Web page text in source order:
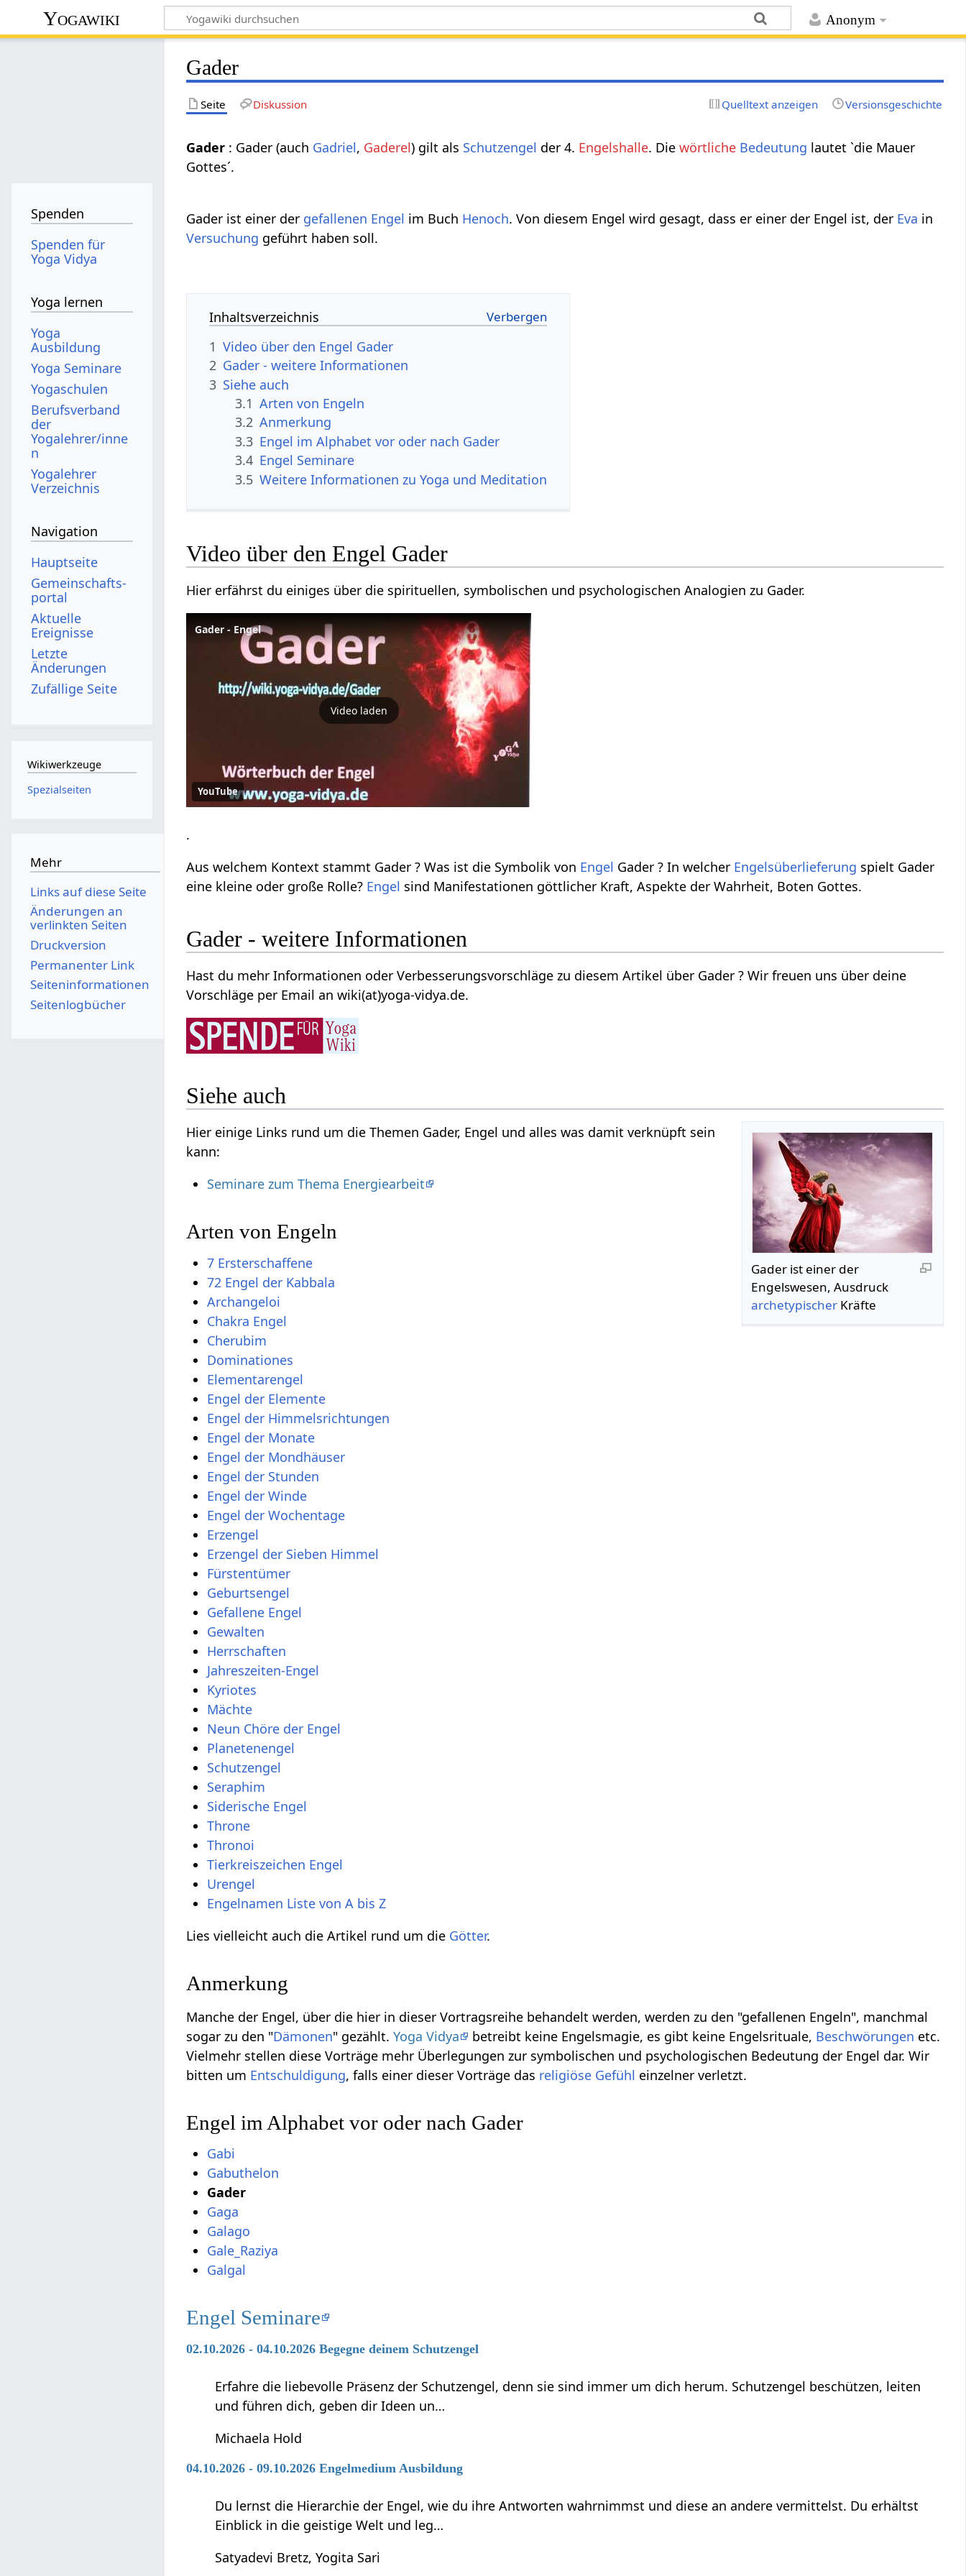
Anonym
Yogawiki
Gader
Seite Diskussion Quelltext anzeigen Versionsgeschichte
Gader : Gader (auch Gadriel, Gaderel) gilt als Schutzengel der 4. Engelshalle. Diewörtliche Bedeutung lautet `die Mauer
Gottes´.
Gader ist einer der gefallenen Engel im Buch Henoch. Von diesem Engel wird gesagt, dass er einer der Engel ist, der Eva in
Versuchung geführt haben soll.
Inhaltsverzeichnis
1 Video über den Engel Gader
2 Gader - weitere Informationen
3 Siehe auch
3.1 Arten von Engeln
3.2 Anmerkung
3.3 Engel im Alphabet vor oder nach Gader
3.4 Engel Seminare
3.5 Weitere Informationen zu Yoga und Meditation
Video über den Engel Gader
Hier erfährst du einiges über die spirituellen, symbolischen und psychologischen Analogien zu Gader.
Gader - Engel
Video laden
YouTube
.
Aus welchem Kontext stammt Gader ? Was ist die Symbolik von Engel Gader ? In welcher Engelsüberlieferung spielt Gader
eine kleine oder große Rolle? Engel sind Manifestationen göttlicher Kraft, Aspekte der Wahrheit, Boten Gottes.
Gader - weitere Informationen
Hast du mehr Informationen oder Verbesserungsvorschläge zu diesem Artikel über Gader ? Wir freuen uns über deine
Vorschläge per Email an wiki(at)yoga-vidya.de.
Siehe auch
Gader ist einer der
Engelswesen, Ausdruck
archetypischer Kräfte
Hier einige Links rund um die Themen Gader, Engel und alles was damit verknüpft sein
kann:
Seminare zum Thema Energiearbeit
Arten von Engeln
7 Ersterschaffene
72 Engel der Kabbala
Archangeloi
Chakra Engel
Cherubim
Dominationes
Elementarengel
Engel der Elemente
Engel der Himmelsrichtungen
Engel der Monate
Engel der Mondhäuser
Engel der Stunden
Engel der Winde
Engel der Wochentage
Erzengel
Erzengel der Sieben Himmel
Fürstentümer
Geburtsengel
Gefallene Engel
Gewalten
Herrschaften
Jahreszeiten-Engel
Kyriotes
Mächte
Neun Chöre der Engel
Planetenengel
Schutzengel
Seraphim
Siderische Engel
Throne
Thronoi
Tierkreiszeichen Engel
Urengel
Engelnamen Liste von A bis Z
Lies vielleicht auch die Artikel rund um die Götter.
Anmerkung
Manche der Engel, über die hier in dieser Vortragsreihe behandelt werden, werden zu den "gefallenen Engeln", manchmal
sogar zu den "Dämonen" gezählt.Yoga Vidya betreibt keine Engelsmagie, es gibt keine Engelsrituale, Beschwörungen etc.
Vielmehr stellen diese Vorträge mehr Überlegungen zur symbolischen und psychologischen Bedeutung der Engel dar. Wir
bitten um Entschuldigung, falls einer dieser Vorträge das religiöse Gefühl einzelner verletzt.
Engel im Alphabet vor oder nach Gader
Gabi
Gabuthelon
Gader
Gaga
Galago
Gale_Raziya
Galgal
Engel Seminare
02.10.2026 - 04.10.2026 Begegne deinem Schutzengel
Erfahre die liebevolle Präsenz der Schutzengel, denn sie sind immer um dich herum. Schutzengel beschützen, leiten
und führen dich, geben dir Ideen un…
Michaela Hold
04.10.2026 - 09.10.2026 Engelmedium Ausbildung
Du lernst die Hierarchie der Engel, wie du ihre Antworten wahrnimmst und diese an andere vermittelst. Du erhältst
Einblick in die geistige Welt und leg…
Satyadevi Bretz, Yogita Sari
Spenden
Spenden für
Yoga Vidya
Yoga lernen
Yoga
Ausbildung
Yoga Seminare
Yogaschulen
Berufsverband
der
Yogalehrer/inne
n
Yogalehrer
Verzeichnis
Navigation
Hauptseite
Gemeinschafts­
portal
Aktuelle
Ereignisse
Letzte
Änderungen
Zufällige Seite
Wikiwerkzeuge
Spezialseiten
Mehr
Links auf diese Seite
Änderungen an
verlinkten Seiten
Druckversion
Permanenter Link
Seiten­­informationen
Seitenlogbücher